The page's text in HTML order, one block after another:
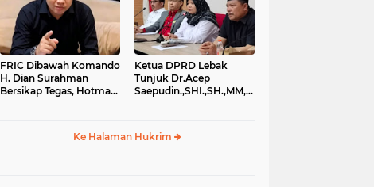
FRIC Dibawah Komando
H. Dian Surahman
Bersikap Tegas, Hotman
Merendahkan Wartawan
Ketua DPRD Lebak
Tunjuk Dr.Acep
Saepudin.,SHI.,SH.,MM,MSi.,Sebagai
Ke Halaman Hukrim